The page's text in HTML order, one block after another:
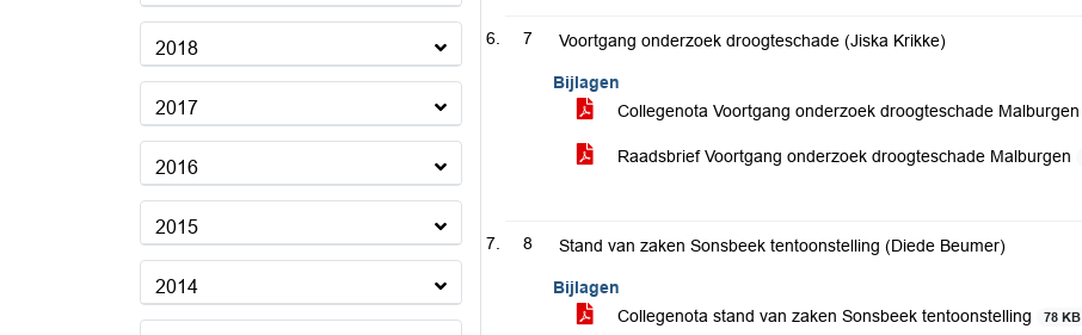
2018
2017
2016
2015
2014
7 Voortgang onderzoek droogteschade (Jiska Krikke)
Bijlagen
Collegenota Voortgang onderzoek droogteschade Malburgen
Raadsbrief Voortgang onderzoek droogteschade Malburgen
8 Stand van zaken Sonsbeek tentoonstelling (Diede Beumer)
Bijlagen
Collegenota stand van zaken Sonsbeek tentoonstelling
78 KB